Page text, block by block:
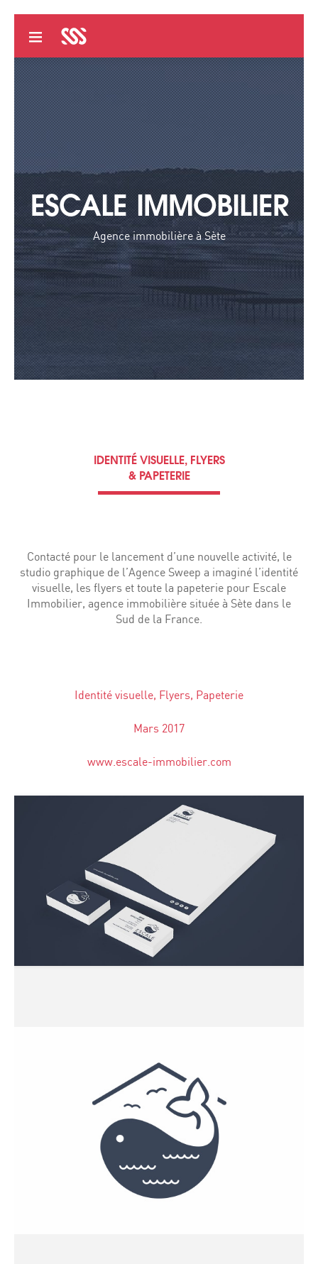
ESCALE IMMOBILIER
Agence immobilière à Sète
IDENTITÉ VISUELLE, FLYERS
& PAPETERIE
Contacté pour le lancement d’une nouvelle activité, le
studio graphique de l’Agence Sweep a imaginé l’identité
visuelle, les flyers et toute la papeterie pour Escale
Immobilier, agence immobilière située à Sète dans le
Sud de la France.
Identité visuelle, Flyers, Papeterie
Mars 2017
www.escale-immobilier.com